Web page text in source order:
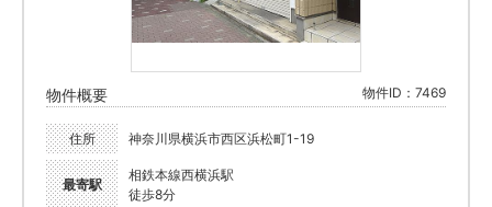
物件概要 物件ID：7469
住所 神奈川県横浜市西区浜松町1-19
最寄駅
相鉄本線西横浜駅
徒歩8分